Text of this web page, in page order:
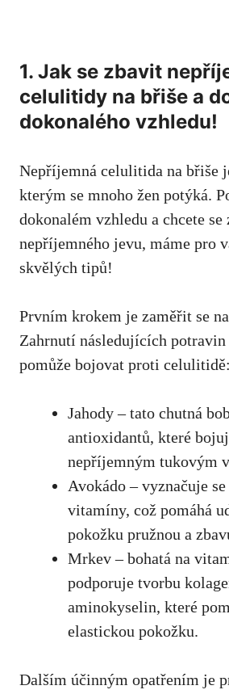
1. Jak se zbavit
celulitidy na břiše a
dokonalého vzhledu!
Nepříjemná celulitida na břiše
kterým se mnoho žen potýká.
dokonalém vzhledu a chcete
nepříjemného jevu, máme pro
skvělých tipů!
Prvním krokem je zaměřit se
Zahrnutí následujících
pomůže bojovat proti celulitidě:
Jahody – tato chutná
antioxidantů, které
nepříjemným tukovým
Avokádo – vyznačuje
vitamíny, což pomáhá
pokožku pružnou a
Mrkev – bohatá na
podporuje tvorbu
aminokyselin, které
elastickou pokožku.
Dalším účinným opatřením je